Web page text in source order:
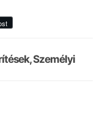
Személyi